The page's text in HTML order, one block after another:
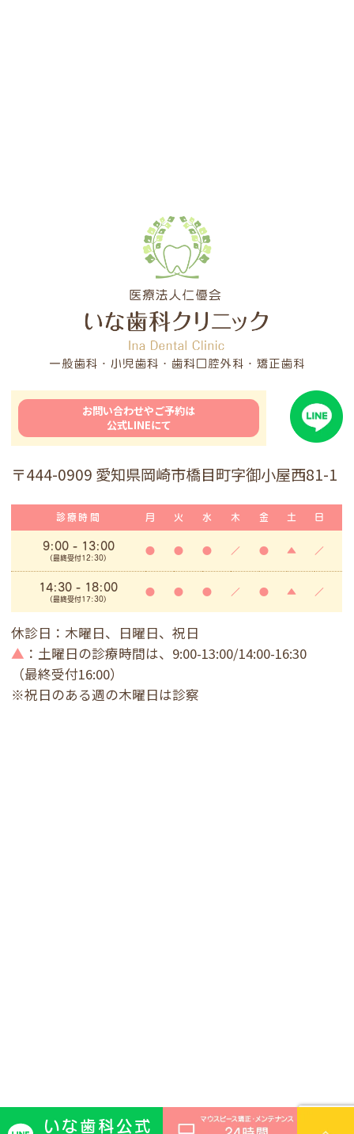
お問い合わせやご予約は
公式LINEにて
〒444-0909 愛知県岡崎市橋目町字御小屋西81-1
診療時間 月 火 水 木 金 土 日
9:00- 13:00
(最終受付12:30)
● ● ● ／ ● ▲ ／
14:30 - 18:00
(最終受付17:30)
● ● ● ／ ● ▲ ／
休診日：木曜日、日曜日、祝日
▲ ：土曜日の診療時間は、9:00-13:00/14:00-16:30
（最終受付16:00）
※祝日のある週の木曜日は診察
いな歯科公式